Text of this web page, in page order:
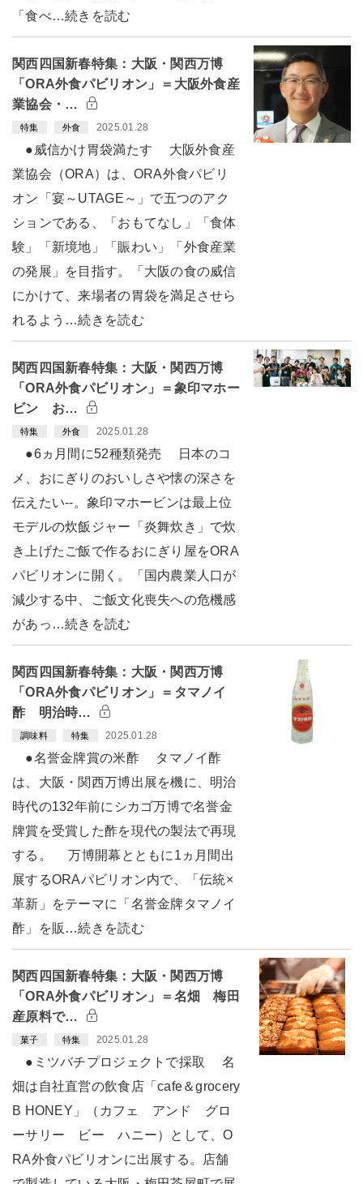
「食べ…続きを読む
関西四国新春特集：大阪・関西万博
「ORA外食パビリオン」＝大阪外食産
業協会・…
特集 外食 2025.01.28
●威信かけ胃袋満たす 大阪外食産
業協会（ORA）は、ORA外食パビリ
オン「宴～UTAGE～」で五つのアク
ションである、「おもてなし」「食体
験」「新境地」「賑わい」「外食産業
の発展」を目指す。「大阪の食の威信
にかけて、来場者の胃袋を満足させら
れるよう…続きを読む
関西四国新春特集：大阪・関西万博
「ORA外食パビリオン」＝象印マホー
ビン お…
特集 外食 2025.01.28
●6ヵ月間に52種類発売 日本のコ
メ、おにぎりのおいしさや懐の深さを
伝えたい--。象印マホービンは最上位
モデルの炊飯ジャー「炎舞炊き」で炊
き上げたご飯で作るおにぎり屋をORA
パビリオンに開く。「国内農業人口が
減少する中、ご飯文化喪失への危機感
があっ…続きを読む
関西四国新春特集：大阪・関西万博
「ORA外食パビリオン」＝タマノイ
酢 明治時…
調味料 特集 2025.01.28
●名誉金牌賞の米酢 タマノイ酢
は、大阪・関西万博出展を機に、明治
時代の132年前にシカゴ万博で名誉金
牌賞を受賞した酢を現代の製法で再現
する。 万博開幕とともに1ヵ月間出
展するORAパビリオン内で、「伝統×
革新」をテーマに「名誉金牌タマノイ
酢」を販…続きを読む
関西四国新春特集：大阪・関西万博
「ORA外食パビリオン」＝名畑 梅田
産原料で…
菓子 特集 2025.01.28
●ミツバチプロジェクトで採取 名
畑は自社直営の飲食店「cafe＆grocery
B HONEY」（カフェ アンド グロ
ーサリー ビー ハニー）として、O
RA外食パビリオンに出展する。店舗